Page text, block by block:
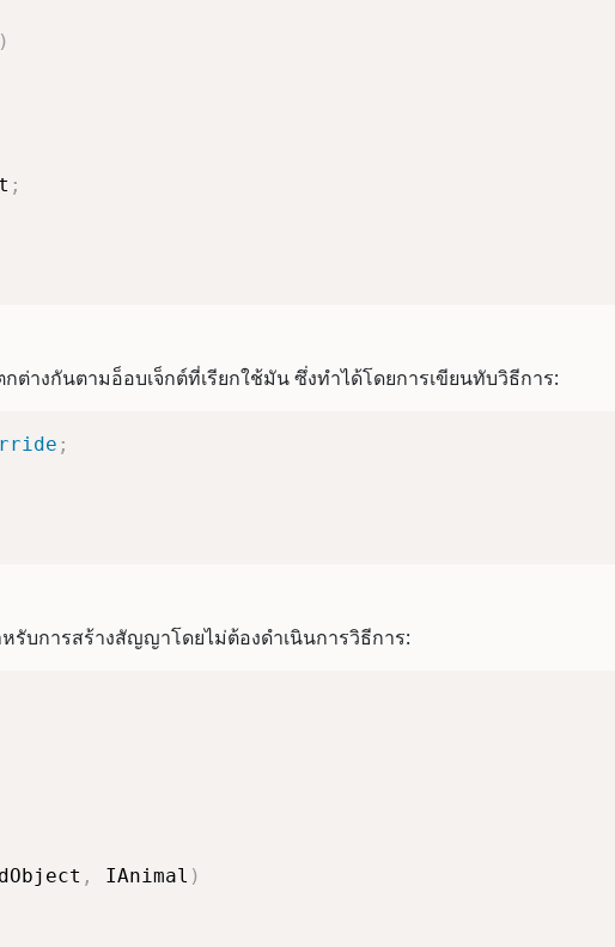
)
;
างกันตามอ็อบเจ็กต์ที่เรียกใช้มัน ซึ่งทำได้โดยการเขียนทับวิธีการ:
;
รับการสร้างสัญญาโดยไม่ต้องดำเนินการวิธีการ:
, IAnimal )